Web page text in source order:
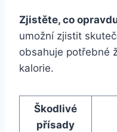
Zjistěte, co
umožní zjistit
obsahuje potřebné
kalorie.
Škodlivé
přísady